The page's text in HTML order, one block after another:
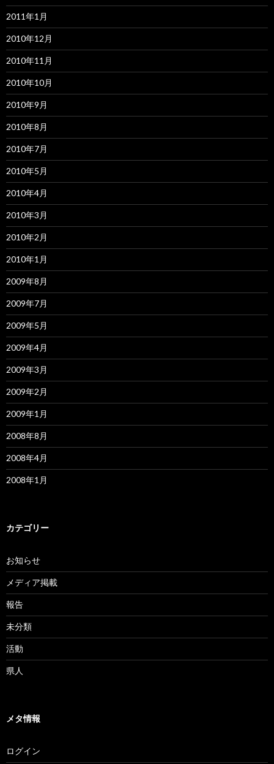
2011年1月
2010年12月
2010年11月
2010年10月
2010年9月
2010年8月
2010年7月
2010年5月
2010年4月
2010年3月
2010年2月
2010年1月
2009年8月
2009年7月
2009年5月
2009年4月
2009年3月
2009年2月
2009年1月
2008年8月
2008年4月
2008年1月
カテゴリー
お知らせ
メディア掲載
報告
未分類
活動
県人
メタ情報
ログイン